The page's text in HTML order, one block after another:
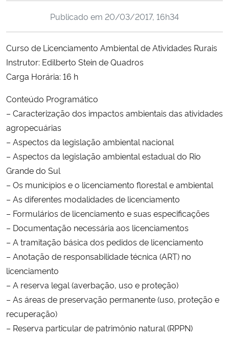
Ministério de Minas e Energia
Ministério da Ciência, Tecnologia, Inovações e Comunicações
Ministério do Meio Ambiente
Ministério do Turismo
Ministério do Desenvolvimento Regional
Controladoria-Geral da União
Ministério da Mulher, da Família e dos Direitos Humanos
Secretaria-Geral
Secretaria de Governo
Gabinete de Segurança Institucional
Advocacia-Geral da União
Banco Central do Brasil
Publicado em 20/03/2017, 16h34
Curso de Licenciamento Ambiental de Atividades Rurais
Instrutor: Edilberto Stein de Quadros
Carga Horária: 16 h
Conteúdo Programático
– Caracterização dos impactos ambientais das atividades
agropecuárias
– Aspectos da legislação ambiental nacional
– Aspectos da legislação ambiental estadual do Rio
Grande do Sul
– Os municípios e o licenciamento florestal e ambiental
– As diferentes modalidades de licenciamento
– Formulários de licenciamento e suas especificações
– Documentação necessária aos licenciamentos
– A tramitação básica dos pedidos de licenciamento
– Anotação de responsabilidade técnica (ART) no
licenciamento
– A reserva legal (averbação, uso e proteção)
– As áreas de preservação permanente (uso, proteção e
recuperação)
– Reserva particular de patrimônio natural (RPPN)